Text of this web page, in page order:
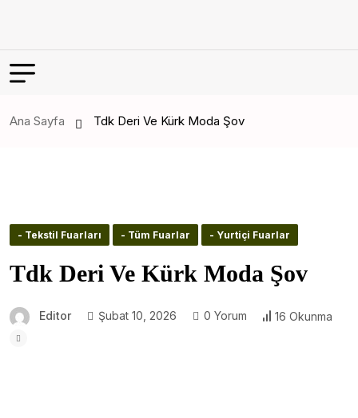
Ana Sayfa Tdk Deri Ve Kürk Moda Şov
- Tekstil Fuarları - Tüm Fuarlar - Yurtiçi Fuarlar
Tdk Deri Ve Kürk Moda Şov
Editor Şubat 10, 2026 0 Yorum 16 Okunma